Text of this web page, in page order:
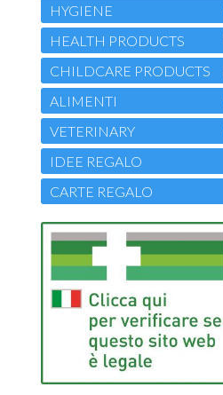
HYGIENE
HEALTH PRODUCTS
CHILDCARE PRODUCTS
ALIMENTI
VETERINARY
IDEE REGALO
CARTE REGALO